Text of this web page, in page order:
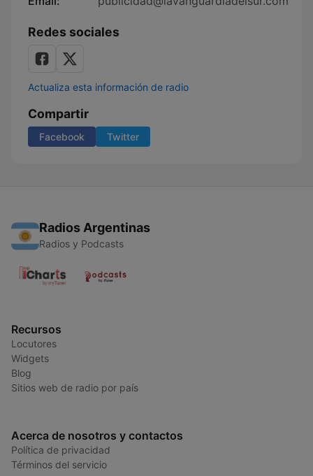
Redes sociales
Actualiza esta información de radio
Compartir
Facebook Twitter
Radios Argentinas
Radios y Podcasts
Recursos
Locutores
Widgets
Blog
Sitios web de radio por país
Acerca de nosotros y contactos
Política de privacidad
Términos del servicio